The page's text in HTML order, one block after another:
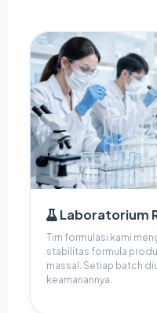
Laboratorium
Tim formulasi kami
stabilitas formula
massal. Setiap batch
keamanannya.